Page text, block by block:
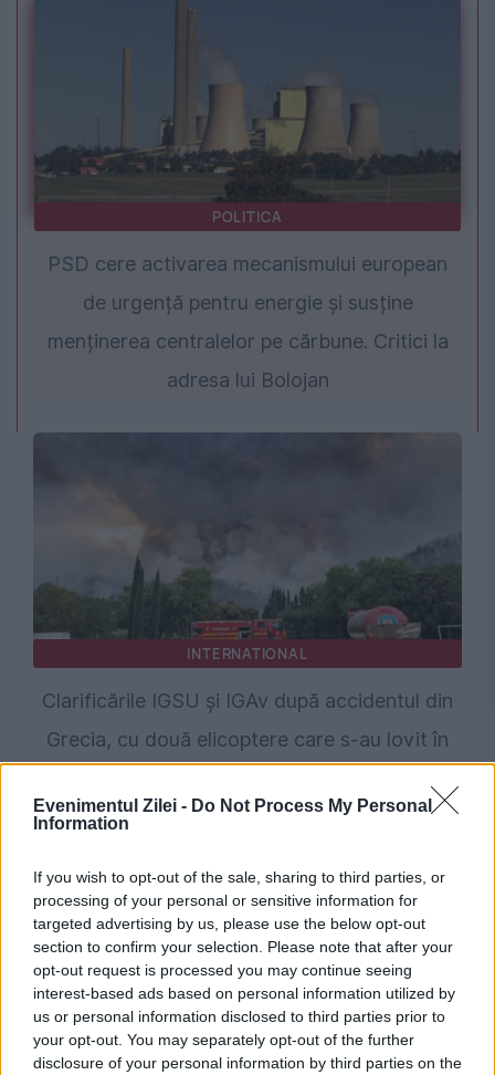
Evenimentul Zilei - Do Not Process My Personal
Information
If you wish to opt-out of the sale, sharing to third parties, or
processing of your personal or sensitive information for
targeted advertising by us, please use the below opt-out
section to confirm your selection. Please note that after your
opt-out request is processed you may continue seeing
interest-based ads based on personal information utilized by
us or personal information disclosed to third parties prior to
your opt-out. You may separately opt-out of the further
disclosure of your personal information by third parties on the
POLITICA
PSD cere activarea mecanismului european
de urgență pentru energie și susține
menținerea centralelor pe cărbune. Critici la
adresa lui Bolojan
INTERNATIONAL
Clarificările IGSU și IGAv după accidentul din
Grecia, cu două elicoptere care s-au lovit în
SOCIAL